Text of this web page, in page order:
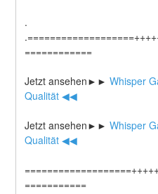
.
============
Jetzt ansehen►► Whisper
Qualität ◀◀
Jetzt ansehen►► Whisper
Qualität ◀◀
===========